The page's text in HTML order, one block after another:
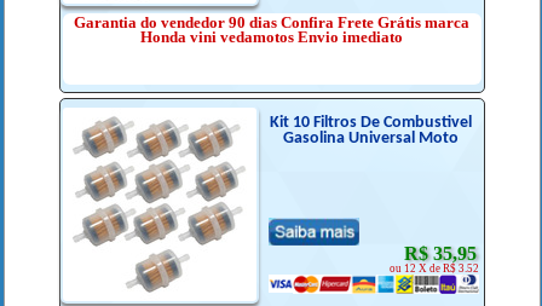
Garantia do vendedor 90 dias Confira Frete Grátis marca
Honda vini vedamotos Envio imediato
Kit 10 Filtros De Combustivel
Gasolina Universal Moto
R$ 35,95
ou 12 X de R$ 3.52